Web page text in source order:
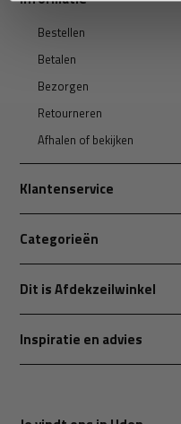
Bestellen
Betalen
Bezorgen
Retourneren
Afhalen of bekijken
Klantenservice
Categorieën
Dit is Afdekzeilwinkel
Inspiratie en advies